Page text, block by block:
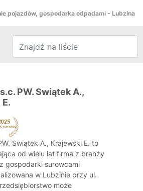
pojazdów, gospodarka odpadami - Lubzina
PW. Swiątek A.,
Swiątek A., Krajewski E. to
od wielu lat firma z branży
gospodarki surowcami
w Lubzinie przy ul.
może